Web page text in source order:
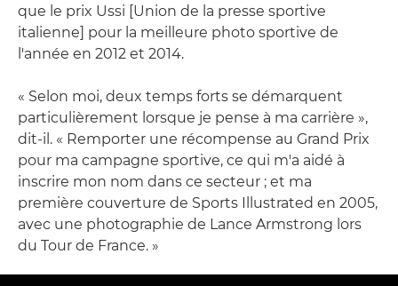
que le prix Ussi [Union de la presse sportive
italienne] pour la meilleure photo sportive de
l'année en 2012 et 2014.
« Selon moi, deux temps forts se démarquent
particulièrement lorsque je pense à ma carrière »,
dit-il. « Remporter une récompense au Grand Prix
pour ma campagne sportive, ce qui m'a aidé à
inscrire mon nom dans ce secteur ; et ma
première couverture de Sports Illustrated en 2005,
avec une photographie de Lance Armstrong lors
du Tour de France. »